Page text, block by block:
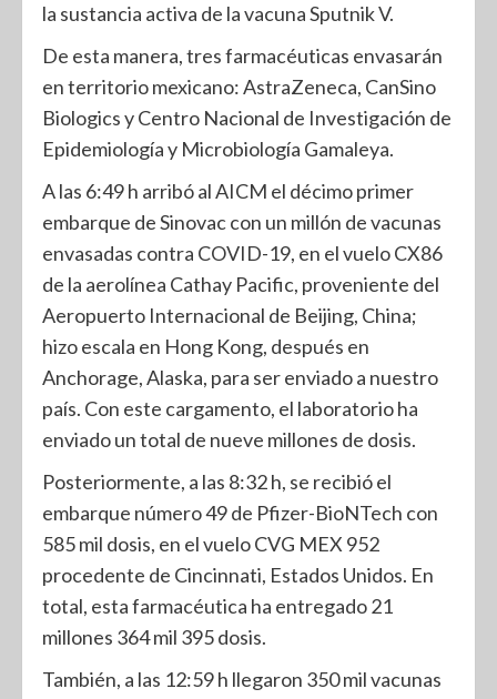
la sustancia activa de la vacuna Sputnik V.
De esta manera, tres farmacéuticas envasarán
en territorio mexicano: AstraZeneca, CanSino
Biologics y Centro Nacional de Investigación de
Epidemiología y Microbiología Gamaleya.
A las 6:49 h arribó al AICM el décimo primer
embarque de Sinovac con un millón de vacunas
envasadas contra COVID-19, en el vuelo CX86
de la aerolínea Cathay Pacific, proveniente del
Aeropuerto Internacional de Beijing, China;
hizo escala en Hong Kong, después en
Anchorage, Alaska, para ser enviado a nuestro
país. Con este cargamento, el laboratorio ha
enviado un total de nueve millones de dosis.
Posteriormente, a las 8:32 h, se recibió el
embarque número 49 de Pfizer-BioNTech con
585 mil dosis, en el vuelo CVG MEX 952
procedente de Cincinnati, Estados Unidos. En
total, esta farmacéutica ha entregado 21
millones 364 mil 395 dosis.
También, a las 12:59 h llegaron 350 mil vacunas